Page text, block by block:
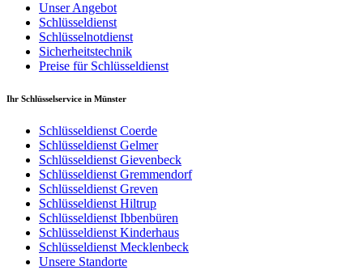
Unser Angebot
Schlüsseldienst
Schlüsselnotdienst
Sicherheitstechnik
Preise für Schlüsseldienst
Ihr Schlüsselservice in Münster
Schlüsseldienst Coerde
Schlüsseldienst Gelmer
Schlüsseldienst Gievenbeck
Schlüsseldienst Gremmendorf
Schlüsseldienst Greven
Schlüsseldienst Hiltrup
Schlüsseldienst Ibbenbüren
Schlüsseldienst Kinderhaus
Schlüsseldienst Mecklenbeck
Unsere Standorte